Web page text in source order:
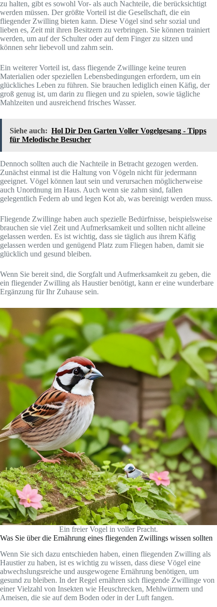
zu halten, gibt es sowohl Vor- als auch Nachteile, die berücksichtigt
werden müssen. Der größte Vorteil ist die Gesellschaft, die ein
fliegender Zwilling bieten kann. Diese Vögel sind sehr sozial und
lieben es, Zeit mit ihren Besitzern zu verbringen. Sie können trainiert
werden, um auf der Schulter oder auf dem Finger zu sitzen und
können sehr liebevoll und zahm sein.
Ein weiterer Vorteil ist, dass fliegende Zwillinge keine teuren
Materialien oder speziellen Lebensbedingungen erfordern, um ein
glückliches Leben zu führen. Sie brauchen lediglich einen Käfig, der
groß genug ist, um darin zu fliegen und zu spielen, sowie tägliche
Mahlzeiten und ausreichend frisches Wasser.
Siehe auch: Hol Dir Den Garten Voller Vogelgesang - Tipps
für Melodische Besucher
Dennoch sollten auch die Nachteile in Betracht gezogen werden.
Zunächst einmal ist die Haltung von Vögeln nicht für jedermann
geeignet. Vögel können laut sein und verursachen möglicherweise
auch Unordnung im Haus. Auch wenn sie zahm sind, fallen
gelegentlich Federn ab und legen Kot ab, was bereinigt werden muss.
Fliegende Zwillinge haben auch spezielle Bedürfnisse, beispielsweise
brauchen sie viel Zeit und Aufmerksamkeit und sollten nicht alleine
gelassen werden. Es ist wichtig, dass sie täglich aus ihrem Käfig
gelassen werden und genügend Platz zum Fliegen haben, damit sie
glücklich und gesund bleiben.
Wenn Sie bereit sind, die Sorgfalt und Aufmerksamkeit zu geben, die
ein fliegender Zwilling als Haustier benötigt, kann er eine wunderbare
Ergänzung für Ihr Zuhause sein.
Ein freier Vogel in voller Pracht.
Was Sie über die Ernährung eines fliegenden Zwillings wissen sollten
Wenn Sie sich dazu entschieden haben, einen fliegenden Zwilling als
Haustier zu haben, ist es wichtig zu wissen, dass diese Vögel eine
abwechslungsreiche und ausgewogene Ernährung benötigen, um
gesund zu bleiben. In der Regel ernähren sich fliegende Zwillinge von
einer Vielzahl von Insekten wie Heuschrecken, Mehlwürmern und
Ameisen, die sie auf dem Boden oder in der Luft fangen.